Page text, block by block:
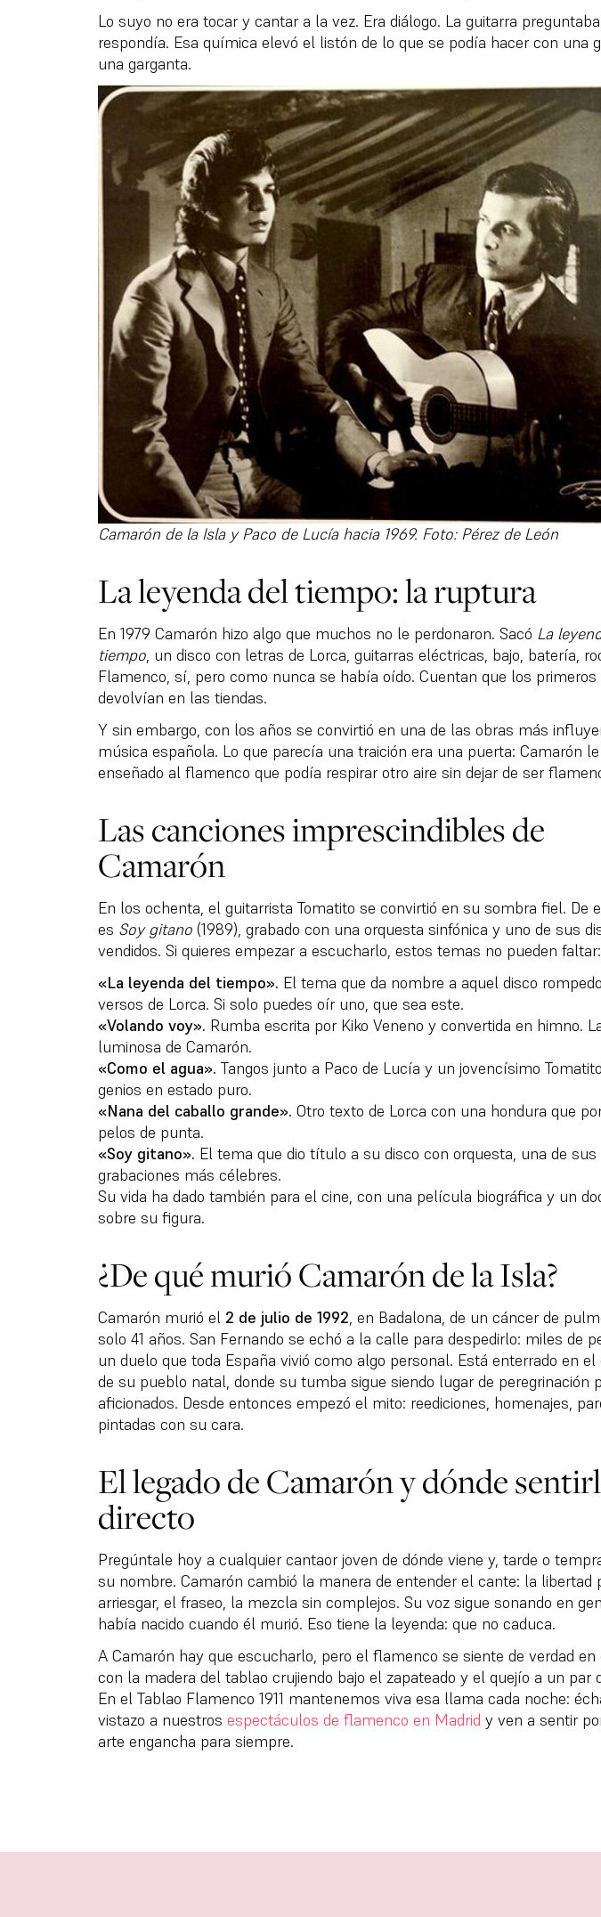
Lo suyo no era tocar y cantar a la vez. Era diálogo. La guitarra
respondía. Esa química elevó el listón de lo que se podía hacer con una
una garganta.
Camarón de la Isla y Paco de Lucía hacia 1969. Foto: Pérez de León
La leyenda del tiempo: la ruptura
En 1979 Camarón hizo algo que muchos no le perdonaron. Sacó La
tiempo, un disco con letras de Lorca, guitarras eléctricas, bajo, batería,
Flamenco, sí, pero como nunca se había oído. Cuentan que los primeros
devolvían en las tiendas.
Y sin embargo, con los años se convirtió en una de las obras más
música española. Lo que parecía una traición era una puerta: Camarón
enseñado al flamenco que podía respirar otro aire sin dejar de ser
Las canciones imprescindibles de
Camarón
En los ochenta, el guitarrista Tomatito se convirtió en su sombra fiel. De
es Soy gitano(1989), grabado con una orquesta sinfónica y uno de sus
vendidos. Si quieres empezar a escucharlo, estos temas no pueden faltar:
«La leyenda del tiempo». El tema que da nombre a aquel disco
versos de Lorca. Si solo puedes oír uno, que sea este.
«Volando voy». Rumba escrita por Kiko Veneno y convertida en himno.
luminosa de Camarón.
«Como el agua». Tangos junto a Paco de Lucía y un jovencísimo
genios en estado puro.
«Nana del caballo grande». Otro texto de Lorca con una hondura que
pelos de punta.
«Soy gitano». El tema que dio título a su disco con orquesta, una de sus
grabaciones más célebres.
Su vida ha dado también para el cine, con una película biográfica y un
sobre su figura.
¿De qué murió Camarón de la Isla?
Camarón murió el 2 de julio de 1992 , en Badalona, de un cáncer de
solo 41 años. San Fernando se echó a la calle para despedirlo: miles de
un duelo que toda España vivió como algo personal. Está enterrado en
de su pueblo natal, donde su tumba sigue siendo lugar de peregrinación
aficionados. Desde entonces empezó el mito: reediciones, homenajes,
pintadas con su cara.
El legado de Camarón y dónde
directo
Pregúntale hoy a cualquier cantaor joven de dónde viene y, tarde o
su nombre. Camarón cambió la manera de entender el cante: la libertad
arriesgar, el fraseo, la mezcla sin complejos. Su voz sigue sonando en
había nacido cuando él murió. Eso tiene la leyenda: que no caduca.
A Camarón hay que escucharlo, pero el flamenco se siente de verdad en
con la madera del tablao crujiendo bajo el zapateado y el quejío a un par
En el Tablao Flamenco 1911 mantenemos viva esa llama cada noche:
vistazo a nuestros espectáculos de flamenco en Madrid y ven a sentir
arte engancha para siempre.